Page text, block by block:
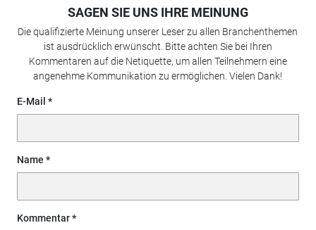
SAGEN SIE UNS IHRE MEINUNG
Die qualifizierte Meinung unserer Leser zu allen Branchenthemen
ist ausdrücklich erwünscht. Bitte achten Sie bei Ihren
Kommentaren auf die Netiquette, um allen Teilnehmern eine
angenehme Kommunikation zu ermöglichen. Vielen Dank!
E-Mail
Name
Kommentar